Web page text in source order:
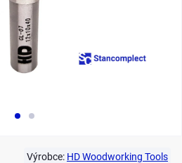
Výrobce: HD Woodworking Tools